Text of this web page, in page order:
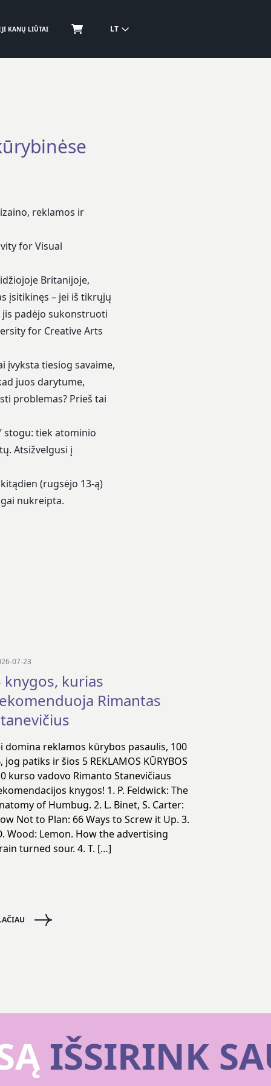
KANŲ LIŪTAI LT
reklamos ir
for Visual
Britanijoje,
įsitikinęs – jei iš tikrųjų
padėjo sukonstruoti
for Creative Arts
įvyksta tiesiog savaime,
juos darytume,
problemas? Prieš tai
stogu: tiek atominio
Atsižvelgusi į
(rugsėjo 13-ą)
nukreipta.
07-23
knygos, kurias
Rimantas
domina reklamos kūrybos pasaulis, 100
jog patiks ir šios 5 REKLAMOS KŪRYBOS
kurso vadovo Rimanto Stanevičiaus
knygos! 1. P. Feldwick: The
of Humbug. 2. L. Binet, S. Carter:
Not to Plan: 66 Ways to Screw it Up. 3.
Wood: Lemon. How the advertising
turned sour. 4. T. […]
IŠSIRINK